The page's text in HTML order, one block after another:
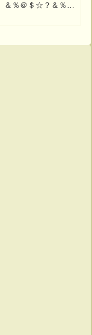
＆％＠＄☆？＆％＠